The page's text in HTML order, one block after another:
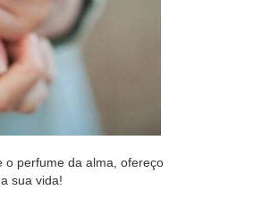
o perfume da alma, ofereço
sua vida!